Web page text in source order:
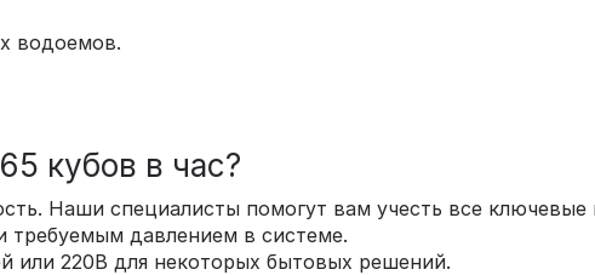
водоемов.
кубов в час?
Наши специалисты помогут вам учесть все ключевые
требуемым давлением в системе.
или 220В для некоторых бытовых решений.